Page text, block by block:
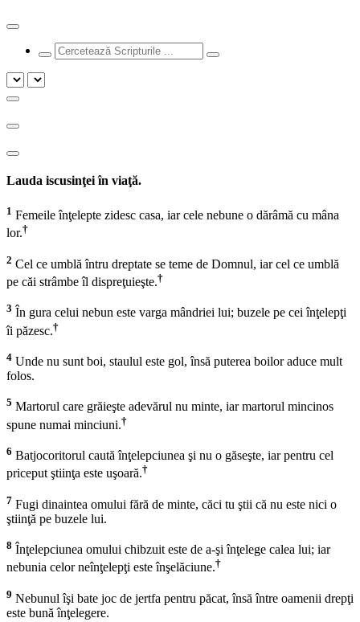
Lauda iscusinţei în viaţă.
1 Femeile înţelepte zidesc casa, iar cele nebune o dărâmă cu mâna
lor.†
2 Cel ce umblă întru dreptate se teme de Domnul, iar cel ce umblă
pe căi strâmbe îl dispreţuieşte.†
3 În gura celui nebun este varga mândriei lui; buzele pe cei înţelepţi
îi păzesc.†
4 Unde nu sunt boi, staulul este gol, însă puterea boilor aduce mult
folos.
5 Martorul care grăieşte adevărul nu minte, iar martorul mincinos
spune numai minciuni.†
6 Batjocoritorul caută înţelepciunea şi nu o găseşte, iar pentru cel
priceput ştiinţa este uşoară.†
7 Fugi dinaintea omului fără de minte, căci tu ştii că nu este nici o
ştiinţă pe buzele lui.
8 Înţelepciunea omului chibzuit este de a-şi înţelege calea lui; iar
nebunia celor neînţelepţi este înşelăciune.†
9 Nebunul îşi bate joc de jertfa pentru păcat, însă între oamenii drepţi
este bună înţelegere.